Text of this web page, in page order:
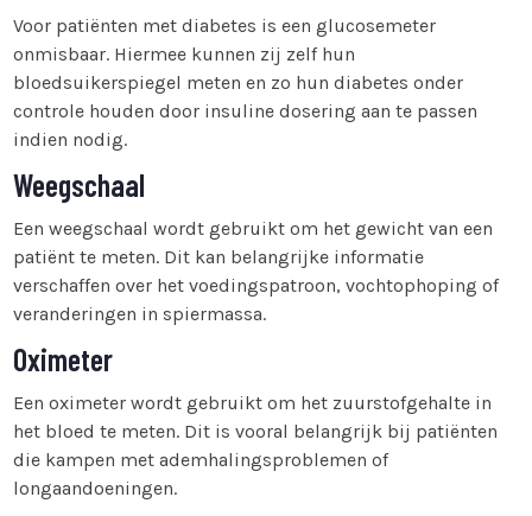
Voor patiënten met diabetes is een glucosemeter
onmisbaar. Hiermee kunnen zij zelf hun
bloedsuikerspiegel meten en zo hun diabetes onder
controle houden door insuline dosering aan te passen
indien nodig.
Weegschaal
Een weegschaal wordt gebruikt om het gewicht van een
patiënt te meten. Dit kan belangrijke informatie
verschaffen over het voedingspatroon, vochtophoping of
veranderingen in spiermassa.
Oximeter
Een oximeter wordt gebruikt om het zuurstofgehalte in
het bloed te meten. Dit is vooral belangrijk bij patiënten
die kampen met ademhalingsproblemen of
longaandoeningen.